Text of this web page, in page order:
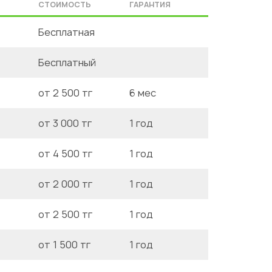
СТОИМОСТЬ ГАРАНТИЯ
Бесплатная
Бесплатный
от 2 500 тг 6 мес
от 3 000 тг 1 год
от 4 500 тг 1 год
от 2 000 тг 1 год
от 2 500 тг 1 год
от 1 500 тг 1 год